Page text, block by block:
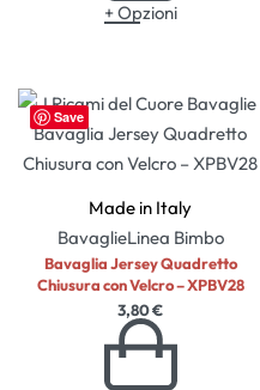
+ Opzioni
Save
Made in Italy
BavaglieLinea Bimbo
Bavaglia Jersey Quadretto
Chiusura con Velcro – XPBV28
3,80€